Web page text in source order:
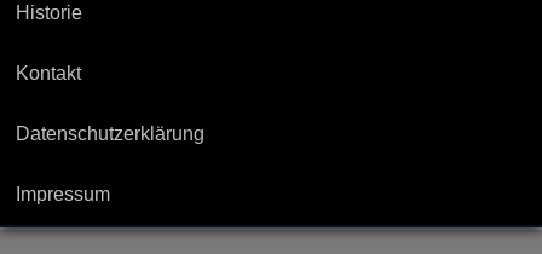
Historie
Kontakt
Datenschutzerklärung
Impressum